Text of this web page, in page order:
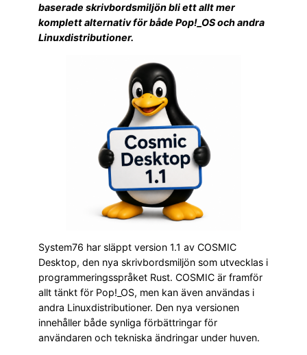
baserade skrivbordsmiljön bli ett allt mer
komplett alternativ för både Pop!_OS och andra
Linuxdistributioner.
System76 har släppt version 1.1 av COSMIC
Desktop, den nya skrivbordsmiljön som utvecklas i
programmeringsspråket Rust. COSMIC är framför
allt tänkt för Pop!_OS, men kan även användas i
andra Linuxdistributioner. Den nya versionen
innehåller både synliga förbättringar för
användaren och tekniska ändringar under huven.